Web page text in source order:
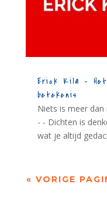
Erick Kila –
betekenis
Niets is meer
- - Dichten is
wat je altijd
« VORIGE